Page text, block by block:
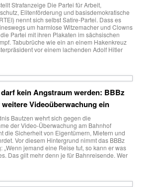
Strafanzeige Die Partei für Arbeit,
Elitenförderung und basisdemokratische
nennt sich selbst Satire-Partei. Dass es
um harmlose Witzemacher und Clowns
Partei mit ihren Plakaten im sächsischen
Tabubrüche wie ein an einem Hakenkreuz
vor einem lachenden Adolf Hitler
kein Angstraum werden: BBBz
Videoüberwachung ein
Bautzen wehrt sich gegen die
der Video-Überwachung am Bahnhof
die Sicherheit von Eigentümern, Mietern und
Vor diesem Hintergrund nimmt das BBBz
„Wenn jemand eine Reise tut, so kann er was
Das gilt mehr denn je für Bahnreisende. Wer